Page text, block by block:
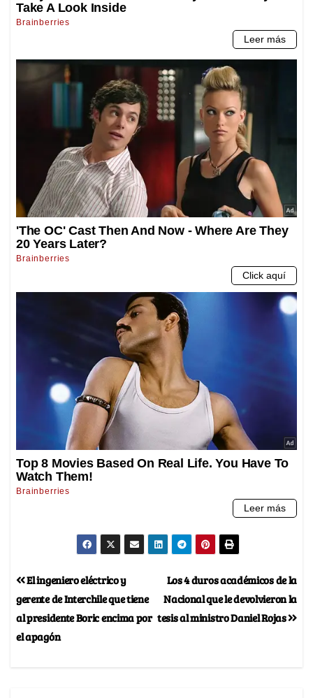
Los 4 duros académicos de la
Nacional que le devolvieron la
tesis al ministro Daniel Rojas
El ingeniero eléctrico y
gerente de Interchile que tiene
al presidente Boric encima por
el apagón